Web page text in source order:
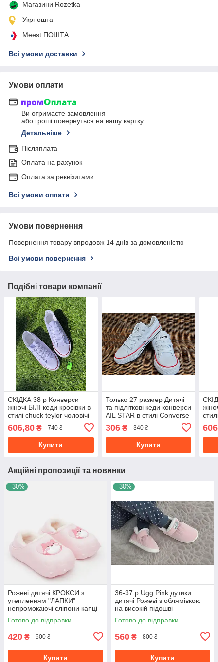
Магазини Rozetka
Укрпошта
Meest ПОШТА
Всі умови доставки
Умови оплати
Ви отримаєте замовлення
або гроші повернуться на вашу картку
Детальніше
Післяплата
Оплата на рахунок
Оплата за реквізитами
Всі умови оплати
Умови повернення
Повернення товару впродовж 14 днів за домовленістю
Всі умови повернення
Подібні товари компанії
СКІДКА 38 р Конверси
жіночі БІЛІ кеди кросівки в
стилі chuck teylor чоловічі
606,80 ₴ 740 ₴
Купити
Только 27 размер Дитячі
та підліткові кеди конверси
AIL STAR в стилі Converse
306₴ 340 ₴
Купити
Акційні пропозиції та новинки
–30%
Рожеві дитячі КРОКСИ з
утепленням "ЛАПКИ"
непромокаючі сліпони капці
для вулиці осінь зима
Готово до відправки
420 ₴ 600 ₴
Купити
–30%
36-37 р Ugg Pink дутики
дитячі Рожеві з облямівкою
на високій підошві
непромокальні зимові
Готово до відправки
560 ₴ 800 ₴
Купити